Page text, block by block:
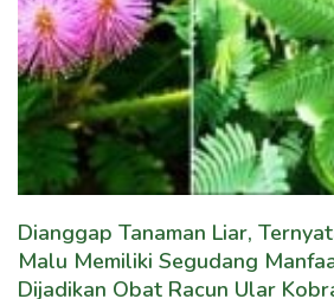
Dianggap Tanaman Liar,
Malu Memiliki Segudang
Dijadikan Obat Racun Ular